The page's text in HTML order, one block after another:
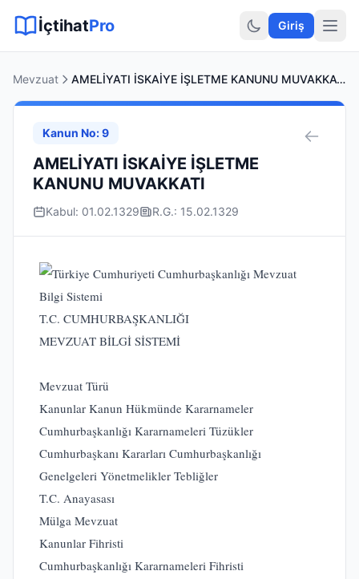
Hukuki Araçlar
İçtihatPro Giriş
Mevzuat AMELİYATI İSKAİYE İŞLETME KANUNU MUVAKKATI
Kanun No: 9
AMELİYATI İSKAİYE İŞLETME
KANUNU MUVAKKATI
Kabul: 01.02.1329 R.G.: 15.02.1329
T.C. CUMHURBAŞKANLIĞI
MEVZUAT BİLGİ SİSTEMİ
Mevzuat Türü
Kanunlar Kanun Hükmünde Kararnameler
Cumhurbaşkanlığı Kararnameleri Tüzükler
Cumhurbaşkanı Kararları Cumhurbaşkanlığı
Genelgeleri Yönetmelikler Tebliğler
T.C. Anayasası
Mülga Mevzuat
Kanunlar Fihristi
Cumhurbaşkanlığı Kararnameleri Fihristi